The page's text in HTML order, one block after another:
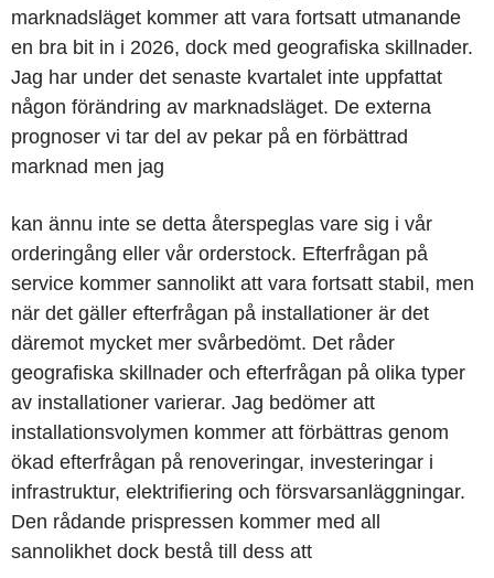
marknadsläget kommer att vara fortsatt utmanande
en bra bit in i 2026, dock med geografiska skillnader.
Jag har under det senaste kvartalet inte uppfattat
någon förändring av marknadsläget. De externa
prognoser vi tar del av pekar på en förbättrad
marknad men jag
kan ännu inte se detta återspeglas vare sig i vår
orderingång eller vår orderstock. Efterfrågan på
service kommer sannolikt att vara fortsatt stabil, men
när det gäller efterfrågan på installationer är det
däremot mycket mer svårbedömt. Det råder
geografiska skillnader och efterfrågan på olika typer
av installationer varierar. Jag bedömer att
installationsvolymen kommer att förbättras genom
ökad efterfrågan på renoveringar, investeringar i
infrastruktur, elektrifiering och försvarsanläggningar.
Den rådande prispressen kommer med all
sannolikhet dock bestå till dess att